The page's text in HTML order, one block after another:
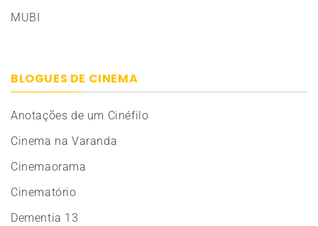
MUBI
BLOGUES DE CINEMA
Anotações de um Cinéfilo
Cinema na Varanda
Cinemaorama
Cinematório
Dementia 13